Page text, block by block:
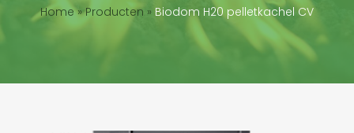
Home»Producten » Biodom H20 pelletkachel CV